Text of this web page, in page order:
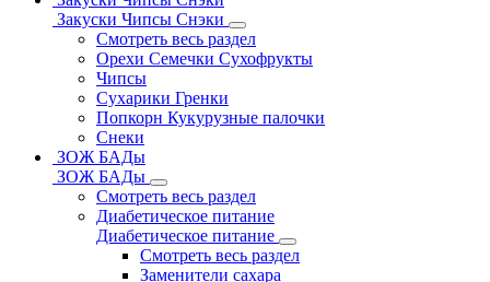
Закуски Чипсы Снэки
Смотреть весь раздел
Орехи Семечки Сухофрукты
Чипсы
Сухарики Гренки
Попкорн Кукурузные палочки
Снеки
ЗОЖ БАДы
ЗОЖ БАДы
Смотреть весь раздел
Диабетическое питание
Диабетическое питание
Смотреть весь раздел
Заменители сахара